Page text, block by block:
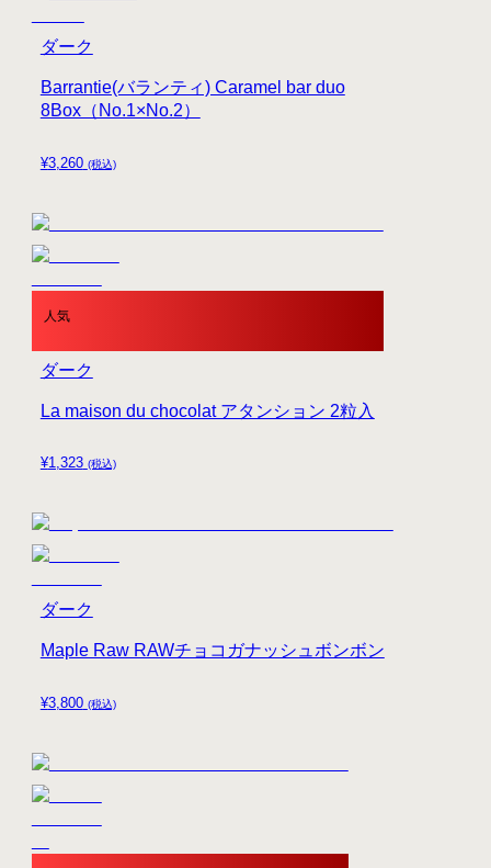
¥3,260 (税込)
Barrantie(バランティ) Caramel bar duo
8Box（No.1×No.2）
ダーク
人気
¥1,323 (税込)
La maison du chocolat アタンション 2粒入
ダーク
¥3,800 (税込)
Maple Raw RAWチョコガナッシュボンボン
ダーク